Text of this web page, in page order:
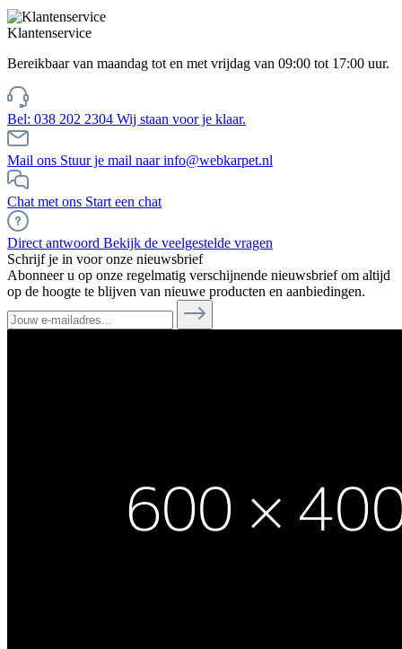
Klantenservice
Bereikbaar van maandag tot en met vrijdag van 09:00 tot 17:00 uur.
Bel: 038 202 2304 Wij staan voor je klaar.
Mail ons Stuur je mail naar info@webkarpet.nl
Chat met ons Start een chat
Direct antwoord Bekijk de veelgestelde vragen
Schrijf je in voor onze nieuwsbrief
Abonneer u op onze regelmatig verschijnende nieuwsbrief om altijd
op de hoogte te blijven van nieuwe producten en aanbiedingen.